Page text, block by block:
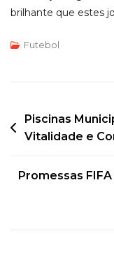
brilhante que estes
Futebol
Post
navigation
Piscinas
Vitalidade e
Promessas